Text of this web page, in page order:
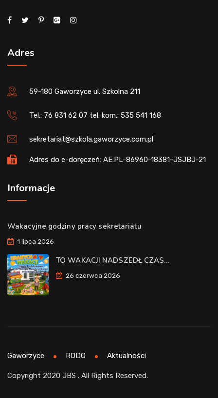
Adres
59-180 Gaworzyce ul. Szkolna 211
Tel.: 76 831 62 07 tel. kom.: 535 541 168
sekretariat@szkola.gaworzyce.com.pl
Adres do e-doręczeń: AE:PL-86960-18381-JSJBJ-21
Informacje
Wakacyjne godziny pracy sekretariatu
1 lipca 2026
TO WAKACJI NADSZEDŁ CZAS…
26 czerwca 2026
Copyright 2020 JBS . All Rights Reserved.
Gaworzyce RODO Aktualności